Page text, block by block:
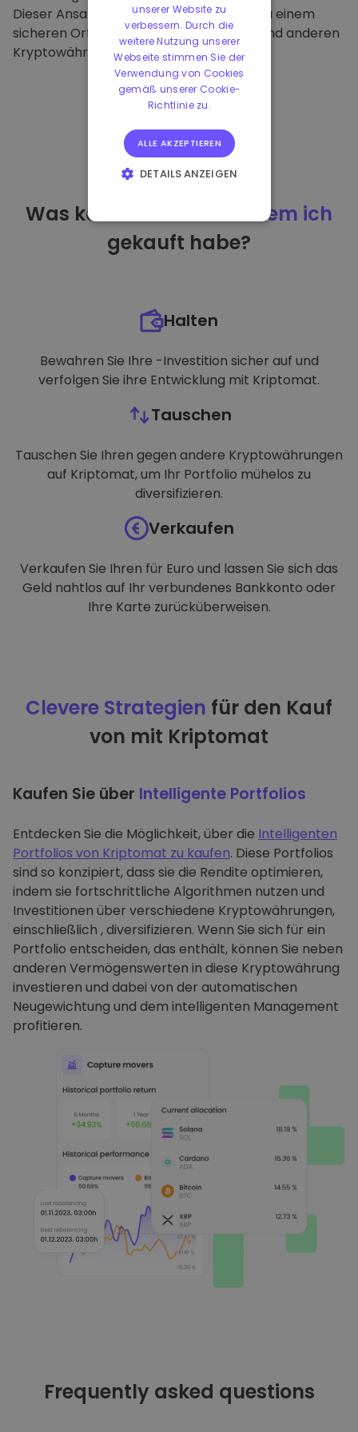
Dieser Ansatz macht unsere Plattform zu einem
sicheren Ort für die Aufbewahrung von und anderen
Kryptowährungen.
Was kann ich tun
nachdem ich
gekauft habe?
Halten
Bewahren Sie Ihre -Investition sicher auf und
verfolgen Sie ihre Entwicklung mit Kriptomat.
Tauschen
Tauschen Sie Ihren gegen andere Kryptowährungen
auf Kriptomat, um Ihr Portfolio mühelos zu
diversifizieren.
Verkaufen
Verkaufen Sie Ihren für Euro und lassen Sie sich das
Geld nahtlos auf Ihr verbundenes Bankkonto oder
Ihre Karte zurücküberweisen.
Clevere Strategien für den Kauf
von mit Kriptomat
Kaufen Sie über Intelligente Portfolios
Entdecken Sie die Möglichkeit, über die Intelligenten
Portfolios von Kriptomat zu kaufen. Diese Portfolios
sind so konzipiert, dass sie die Rendite optimieren,
indem sie fortschrittliche Algorithmen nutzen und
Investitionen über verschiedene Kryptowährungen,
einschließlich , diversifizieren. Wenn Sie sich für ein
Portfolio entscheiden, das enthält, können Sie neben
anderen Vermögenswerten in diese Kryptowährung
investieren und dabei von der automatischen
Neugewichtung und dem intelligenten Management
profitieren.
Frequently asked questions
unserer Website zu
verbessern. Durch die
weitere Nutzung unserer
Webseite stimmen Sie der
Verwendung von Cookies
gemäß unserer Cookie-
Richtlinie zu.
ALLE AKZEPTIEREN
DETAILS ANZEIGEN
PERFORMANCE